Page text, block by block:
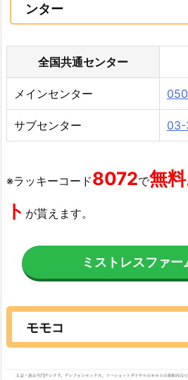
ンター
全国共通センター
メインセンター
サブセンター
※ラッキーコード8072で無
ト が貰えます。
ミストレスファー
モモコ